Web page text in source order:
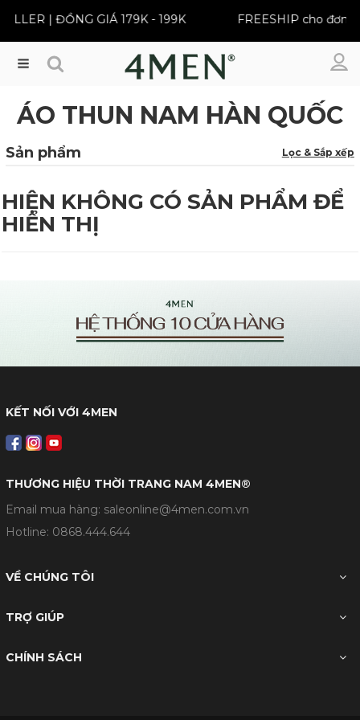
| ĐỒNG GIÁ 179K - 199K FREESHIP cho đơn
Menu
ÁO THUN NAM HÀN QUỐC
Sản phẩm Lọc & Sắp xếp
HIỆN KHÔNG CÓ SẢN PHẨM ĐỂ
HIỂN THỊ
KẾT NỐI VỚI 4MEN
THƯƠNG HIỆU THỜI TRANG NAM 4MEN®
Email mua hàng: saleonline@4men.com.vn
Hotline: 0868.444.644
VỀ CHÚNG TÔI
TRỢ GIÚP
CHÍNH SÁCH